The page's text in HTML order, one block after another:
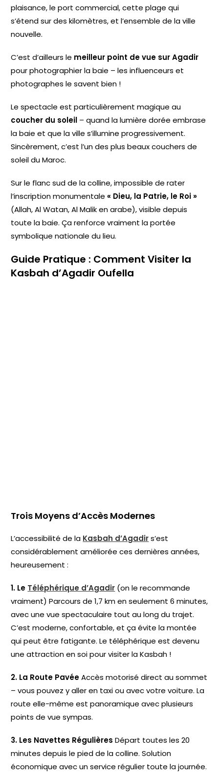
plaisance, le port commercial, cette plage qui
s’étend sur des kilomètres, et l’ensemble de la ville
nouvelle.
C’est d’ailleurs le meilleur point de vue sur Agadir
pour photographier la baie – les influenceurs et
photographes le savent bien !
Le spectacle est particulièrement magique au
coucher du soleil – quand la lumière dorée embrase
la baie et que la ville s’illumine progressivement.
Sincèrement, c’est l’un des plus beaux couchers de
soleil du Maroc.
Sur le flanc sud de la colline, impossible de rater
l’inscription monumentale« Dieu, la Patrie, le Roi »
(Allah, Al Watan, Al Malik en arabe), visible depuis
toute la baie. Ça renforce vraiment la portée
symbolique nationale du lieu.
Guide Pratique : Comment Visiter la
Kasbah d’Agadir Oufella
Trois Moyens d’Accès Modernes
L’accessibilité de la Kasbah d’Agadirs’est
considérablement améliorée ces dernières années,
heureusement :
1. Le Téléphérique d’Agadir (on le recommande
vraiment) Parcours de 1,7 km en seulement 6 minutes,
avec une vue spectaculaire tout au long du trajet.
C’est moderne, confortable, et ça évite la montée
qui peut être fatigante. Le téléphérique est devenu
une attraction en soi pour visiter la Kasbah !
2. La Route PavéeAccès motorisé direct au sommet
– vous pouvez y aller en taxi ou avec votre voiture. La
route elle-même est panoramique avec plusieurs
points de vue sympas.
3. Les Navettes Régulières Départ toutes les 20
minutes depuis le pied de la colline. Solution
économique avec un service régulier toute la journée.